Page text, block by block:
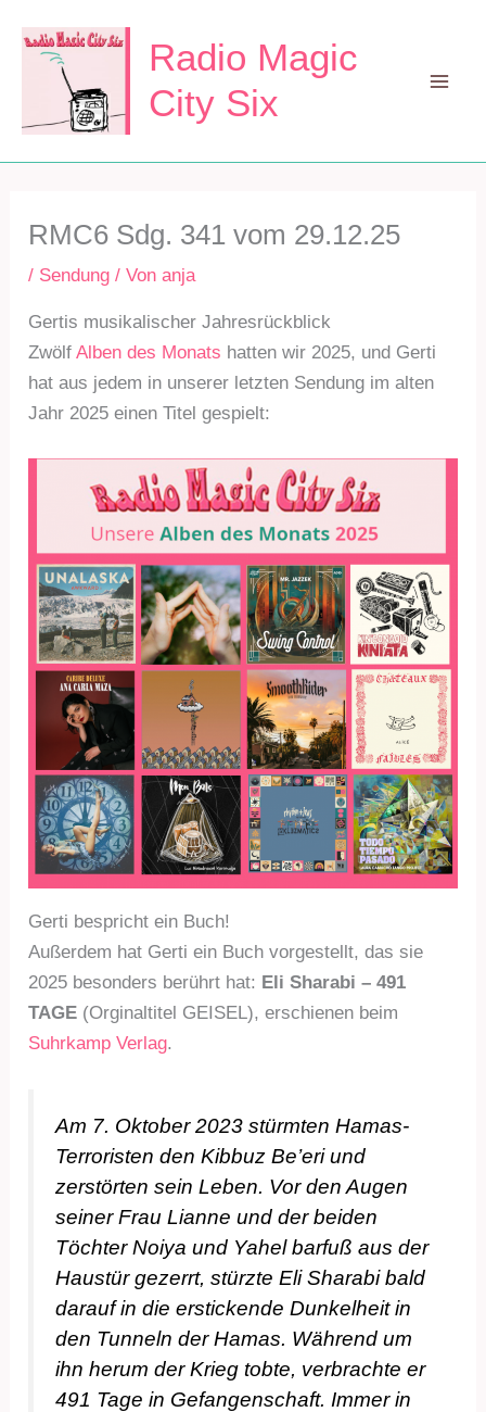
Inhalt
springen
Radio Magic
City Six
RMC6 Sdg. 341 vom 29.12.25
/ Sendung / Vonanja
Gertis musikalischer Jahresrückblick
ZwölfAlben des Monats hatten wir 2025, und Gerti
hat aus jedem in unserer letzten Sendung im alten
Jahr 2025 einen Titel gespielt:
Gerti bespricht ein Buch!
Außerdem hat Gerti ein Buch vorgestellt, das sie
2025 besonders berührt hat: Eli Sharabi – 491
TAGE (Orginaltitel GEISEL), erschienen beim
Suhrkamp Verlag.
Am 7. Oktober 2023 stürmten Hamas-
Terroristen den Kibbuz Be’eri und
zerstörten sein Leben. Vor den Augen
seiner Frau Lianne und der beiden
Töchter Noiya und Yahel barfuß aus der
Haustür gezerrt, stürzte Eli Sharabi bald
darauf in die erstickende Dunkelheit in
den Tunneln der Hamas. Während um
ihn herum der Krieg tobte, verbrachte er
491 Tage in Gefangenschaft. Immer in